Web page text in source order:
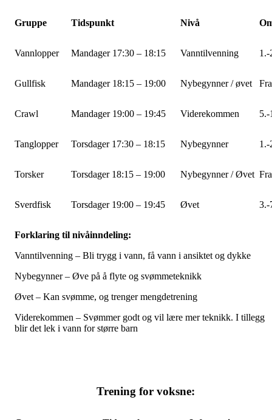
Gruppe Tidspunkt Nivå
Vannlopper Mandager 17:30 – 18:15 Vanntilvenning 1.-
Gullfisk Mandager 18:15 – 19:00 Nybegynner / øvet
Crawl Mandager 19:00 – 19:45 Viderekommen 5.-
Tanglopper Torsdager 17:30 – 18:15 Nybegynner 1.-
Torsker Torsdager 18:15 – 19:00 Nybegynner / Øvet
Sverdfisk Torsdager 19:00 – 19:45 Øvet 3.-
Forklaring til nivåinndeling:
Vanntilvenning – Bli trygg i vann, få vann i ansiktet og dykke
Nybegynner – Øve på å flyte og svømmeteknikk
Øvet – Kan svømme, og trenger mengdetrening
Viderekommen – Svømmer godt og vil lære mer teknikk. I tillegg
blir det lek i vann for større barn
Trening for voksne: